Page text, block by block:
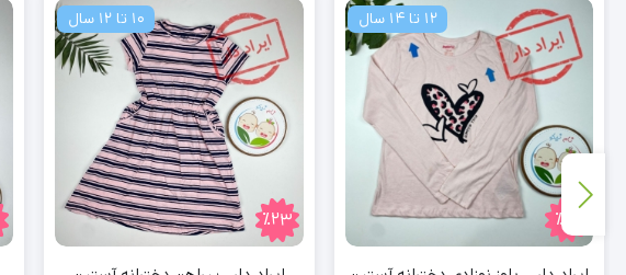
12 تا 14 سال
٪20
10 تا 12 سال
٪23